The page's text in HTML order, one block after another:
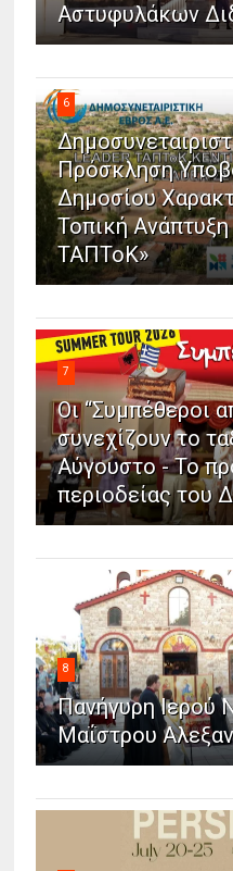
Αστυφυλάκων
6
Πρόσκληση
Δημοσίου
Τοπική
ΤΑΠΤοΚ»
7
Οι “Συμπέθεροι
συνεχίζουν το
Αύγουστο - Το
περιοδείας του
8
Πανήγυρη Ιερού
Μαΐστρου